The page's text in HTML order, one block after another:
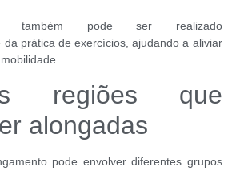
também pode ser realizado
da prática de exercícios, ajudando a aliviar
regiões que
alongadas
pode envolver diferentes grupos